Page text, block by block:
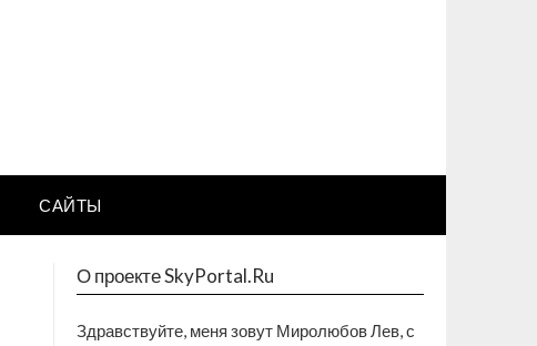
САЙТЫ
О проекте SkyPortal.Ru
Здравствуйте, меня зовут Миролюбов Лев, с